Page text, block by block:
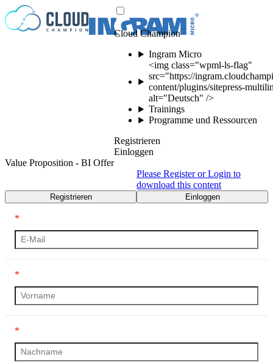
Zum Inhalt springen
Cloud Champion
Ingram Micro
<img class="wpml-ls-flag"
src="https://
content/plugins/sitepress-
alt="Deutsch" />
Trainings
Programme und Ressourcen
Registrieren
Einloggen
Value Proposition - BI Offer
Please Register or Login to
download this content
Registrieren Einloggen
*
*
*